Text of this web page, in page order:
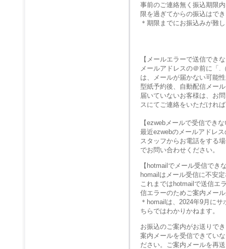
事前のご連絡無く振込期限
限を過ぎてからの振込はで
＊期限までにお振込みが難
【メールエラーで送信でき
メールアドレスの＠前に「.
は、メールが届かない可能
型紙予約後、自動配信メー
届いていないお客様は、お
スにてご連絡をいただけれ
【ezwebメールで受信でき
最近ezwebのメールアドレ
スタッフからお電話をする
でお問い合わせください。
【hotmailでメール受信でき
homailはメール受信に不安
これまではhotmailで送信エ
信エラーのためご案内メー
＊homailは、2024年9月に
ちらではわかりかねます。
お振込のご案内がお送りで
案内メールを受信できてい
ださい。ご案内メールを再